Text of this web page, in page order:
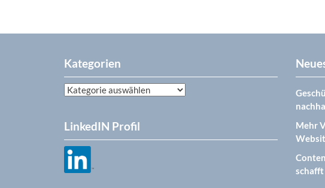
Kategorien
Kategorien
LinkedIN Profil
Mehr